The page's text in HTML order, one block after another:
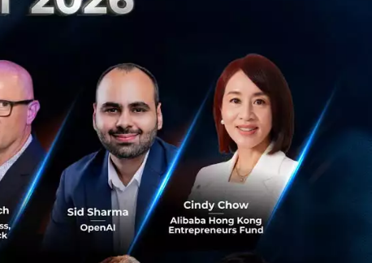
ามารถซื้อไฟฟ้าจาก
ที่ไม่แพง โดย
ลังงานไฟฟ้าจาก
บตลาดกลางซื้อขาย
าขายต่อโดยที่ไม่คิด
รายเดือนคงที่ บวก
แห่ง กล่าวว่า